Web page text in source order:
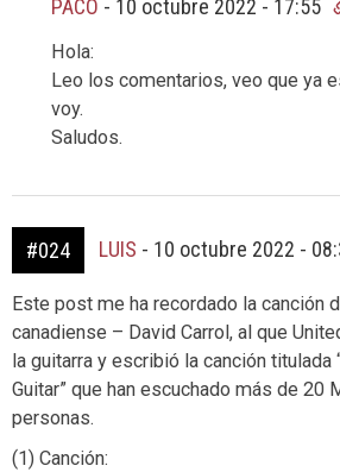
PACO - 10 octubre 2022 - 17:55
Hola:
Leo los comentarios, veo que ya
voy.
Saludos.
#024 LUIS - 10 octubre 2022 -
Este post me ha recordado la canción
canadiense – David Carrol, al que
la guitarra y escribió la canción titulada
Guitar” que han escuchado más de 20
personas.
(1) Canción: